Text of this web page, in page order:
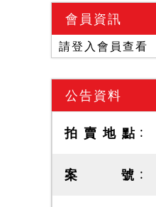
會員資訊
請登入會員查看
公告資料
拍 賣 地 點
案 號